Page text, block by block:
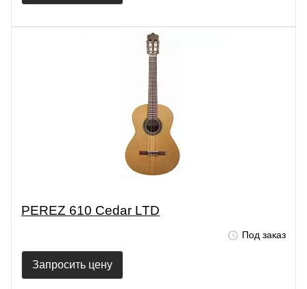
PEREZ 610 Cedar LTD
Под заказ
Запросить цену